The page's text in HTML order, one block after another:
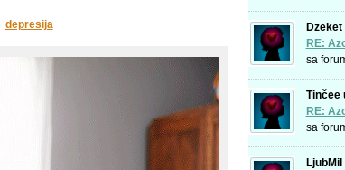
depresija
Dzeket
RE:
sa
Tinčee
RE:
sa